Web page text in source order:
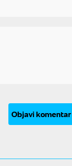
Objavi komentar